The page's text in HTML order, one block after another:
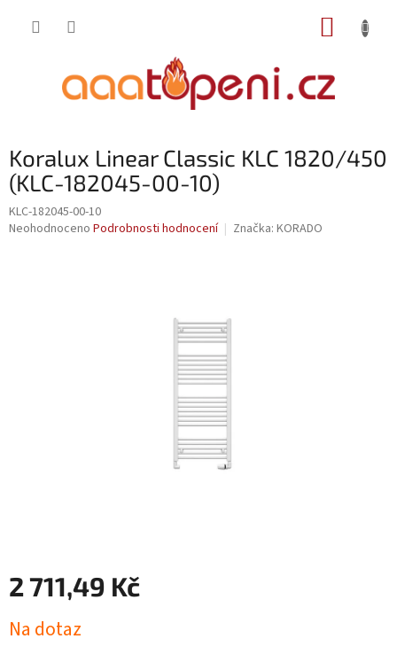
Koralux Linear Classic KLC 1820/450
(KLC-182045-00-10)
KLC-182045-00-10
Průměrné
Neohodnoceno Podrobnosti hodnocení Značka: KORADO
2 711,49 Kč
cena:
Na dotaz